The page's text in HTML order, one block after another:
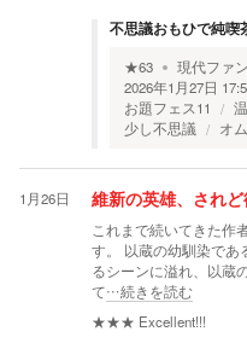
不思議おもひで純喫
★63 現代ファ
2026年1月27日
お題フェス11
少し不思議
オ
1月26日 維新の英雄、され
これまで続いてきた作
す。 以蔵の幼馴染であ
るシーンに溢れ、以蔵
て…続きを読む
★★★ Excellent!!!